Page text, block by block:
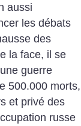
aussi
les débats
des
la face, il se
guerre
500.000 morts,
et privé des
russe